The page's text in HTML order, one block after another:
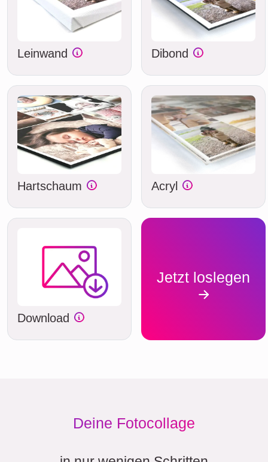
Leinwand Dibond
Hartschaum Acryl
Download
Jetzt loslegen
Deine Fotocollage